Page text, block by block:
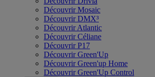
Découvrir Mosaic
Découvrir DMX³
Découvrir Atlantic
Découvrir Céliane
Découvrir P17
Découvrir Green'Up
Découvrir Green'up Home
Découvrir Green'Up Control